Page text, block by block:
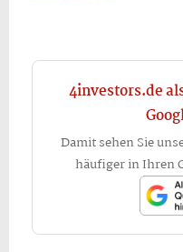
4investors.de
Damit sehen Sie
häufiger in Ihren